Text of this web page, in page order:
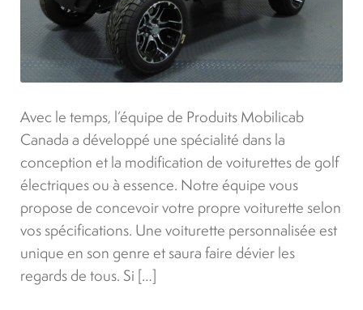
English
Avec le temps, l’équipe de Produits Mobilicab
Canada a développé une spécialité dans la
conception et la modification de voiturettes de golf
électriques ou à essence. Notre équipe vous
propose de concevoir votre propre voiturette selon
vos spécifications. Une voiturette personnalisée est
unique en son genre et saura faire dévier les
regards de tous. Si […]